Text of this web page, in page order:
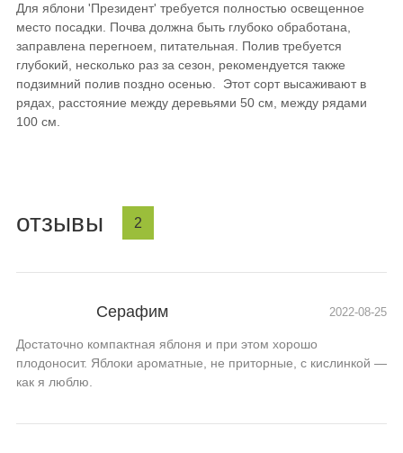
Для яблони 'Президент' требуется полностью освещенное
место посадки. Почва должна быть глубоко обработана,
заправлена перегноем, питательная. Полив требуется
глубокий, несколько раз за сезон, рекомендуется также
подзимний полив поздно осенью. Этот сорт высаживают в
рядах, расстояние между деревьями 50 см, между рядами
100 см.
отзывы 2
Серафим 2022-08-25
Достаточно компактная яблоня и при этом хорошо
плодоносит. Яблоки ароматные, не приторные, с кислинкой —
как я люблю.